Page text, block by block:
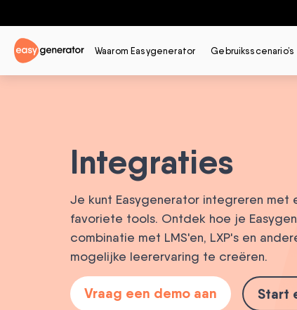
Waarom Easygenerator Gebruiksscenario’s
Integraties
Je kunt Easygenerator integreren met
favoriete tools. Ontdek hoe je
combinatie met LMS'en, LXP's en
mogelijke leerervaring te creëren.
Vraag een demo aan Start